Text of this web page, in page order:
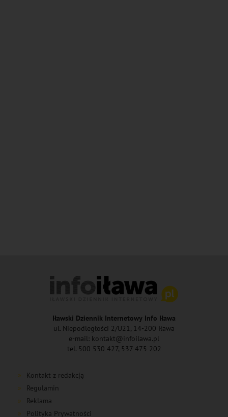
Iławski Dziennik Internetowy Info Iława
ul. Niepodległości 2/U21, 14-200 Iława
e-mail: kontakt@infoilawa.pl
tel. 500 530 427, 537 475 202
Kontakt z redakcją
Regulamin
Reklama
Polityka Prywatności